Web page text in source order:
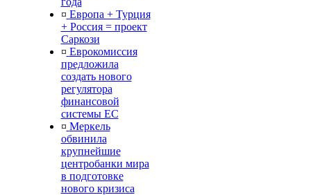
¤ Европа + Турция
+ Россия = проект
Саркози
¤ Еврокомиссия
предложила
создать нового
регулятора
финансовой
системы ЕС
¤ Меркель
обвинила
крупнейшие
центробанки мира
в подготовке
нового кризиса